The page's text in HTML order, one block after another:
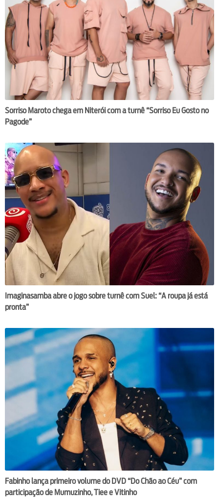
Sorriso Maroto chega em Niterói com a turnê “Sorriso Eu Gosto no
Pagode”
Imaginasamba abre o jogo sobre turnê com Suel: “A roupa já está
pronta”
Fabinho lança primeiro volume do DVD “Do Chão ao Céu” com
participação de Mumuzinho, Tiee e Vitinho